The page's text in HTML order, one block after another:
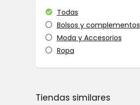
Todas
Bolsos y complementos
Moda y Accesorios
Ropa
Tiendas similares